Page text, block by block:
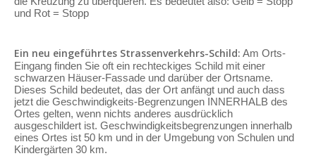
und Rot = Stopp
Ein neu eingeführtes Strassenverkehrs-Schild: Am Orts-
Eingang finden Sie oft ein rechteckiges Schild mit einer
schwarzen Häuser-Fassade und darüber der Ortsname.
Dieses Schild bedeutet, das der Ort anfängt und auch dass
jetzt die Geschwindigkeits-Begrenzungen INNERHALB des
Ortes gelten, wenn nichts anderes ausdrücklich
ausgeschildert ist. Geschwindigkeitsbegrenzungen innerhalb
eines Ortes ist 50 km und in der Umgebung von Schulen und
Kindergärten 30 km.